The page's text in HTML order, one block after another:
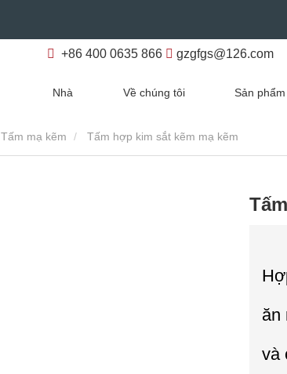
+86 400 0635 866 gzgfgs@126.com
Nhà Về chúng tôi Sản phẩm
Tấm mạ kẽm Tấm hợp kim sắt kẽm mạ kẽm
ăn
và